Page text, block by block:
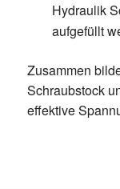
Hydraulik
aufgefüllt
Zusammen
Schraubstock
effektive